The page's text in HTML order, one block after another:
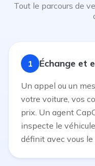
Tout le parcours de
1 Échange et
Un appel ou un
votre voiture, vos
prix. Un agent
inspecte le
définit avec vous le